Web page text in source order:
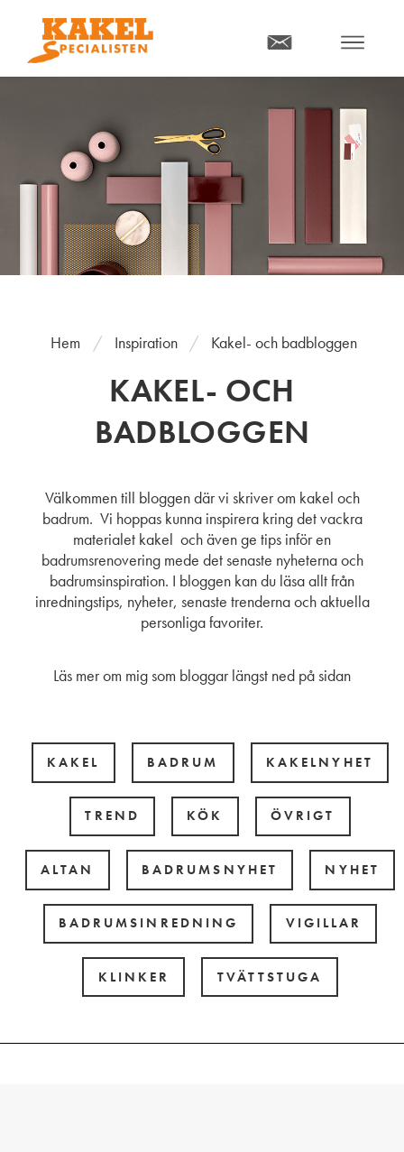
MENY
Hem Inspiration Kakel- och badbloggen
KAKEL- OCH
BADBLOGGEN
Välkommen till bloggen där vi skriver om kakel och
badrum. Vi hoppas kunna inspirera kring det vackra
materialet kakel och även ge tips inför en
badrumsrenovering mede det senaste nyheterna och
badrumsinspiration. I bloggen kan du läsa allt från
inredningstips, nyheter, senaste trenderna och aktuella
personliga favoriter.
Läs mer om mig som bloggar längst ned på sidan
KAKEL BADRUM KAKELNYHET
TREND KÖK ÖVRIGT
ALTAN BADRUMSNYHET NYHET
BADRUMSINREDNING VIGILLAR
KLINKER TVÄTTSTUGA